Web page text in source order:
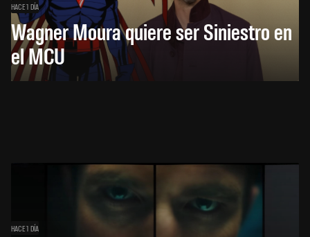
HACE 1 DÍA
Wagner Moura quiere ser Siniestro en
el MCU
HACE 1 DÍA